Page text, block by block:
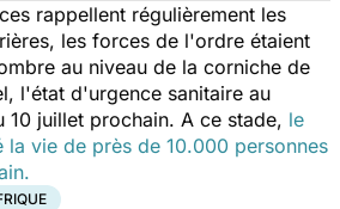
rappellent régulièrement les
les forces de l'ordre étaient
au niveau de la corniche de
l'état d'urgence sanitaire au
10 juillet prochain. A ce stade, le
la vie de près de 10.000 personnes